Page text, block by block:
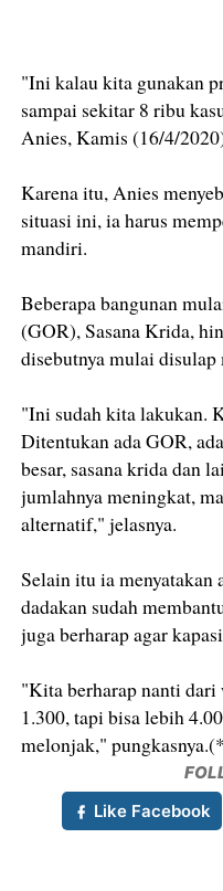
"Ini kalau kita gunakan
sampai sekitar 8 ribu
Anies, Kamis (16/4/
Karena itu, Anies
situasi ini, ia harus
mandiri.
Beberapa bangunan
(GOR), Sasana Krida,
disebutnya mulai
"Ini sudah kita lakukan.
Ditentukan ada GOR,
besar, sasana krida dan
jumlahnya meningkat,
alternatif," jelasnya.
Selain itu ia menyatakan
dadakan sudah
juga berharap agar
"Kita berharap nanti dari
1.300, tapi bisa lebih
melonjak,"
Like Facebook